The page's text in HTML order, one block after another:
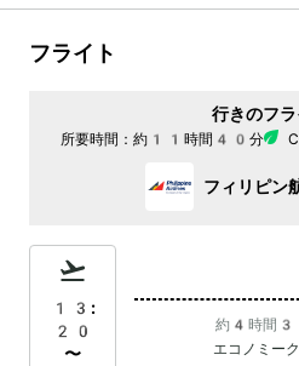
フライト
行きのフラ
所要時間： 約11時間40分
フィリピン
13:
20
〜
約4時間
エコノミー